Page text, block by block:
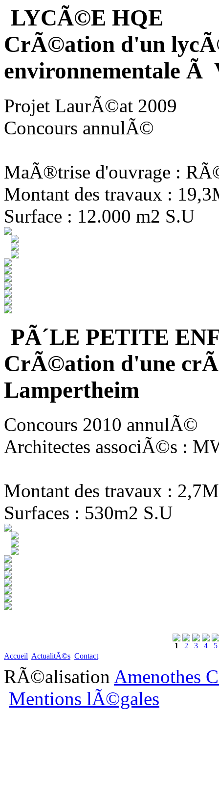
LYCÃ©E HQE
CrÃ©ation d'un
environnementale Ã
Projet LaurÃ©at 2009
Concours annulÃ©
MaÃ®trise d'ouvrage :
Montant des travaux :
Surface : 12.000 m2 S.U
PÃ´LE PETITE
CrÃ©ation d'une
Lampertheim
Concours 2010 annulÃ©
Architectes associÃ©s :
Montant des travaux :
Surfaces : 530m2 S.U
1 2 3 4
5
Accueil ActualitÃ©s Contact
RÃ©alisation Amenothes
Mentions lÃ©gales